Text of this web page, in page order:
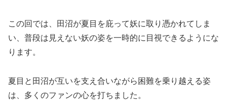
この回では、田沼が夏目を庇って妖に取り憑かれてしま
い、普段は見えない妖の姿を一時的に目視できるようにな
ります。
夏目と田沼が互いを支え合いながら困難を乗り越える姿
は、多くのファンの心を打ちました。